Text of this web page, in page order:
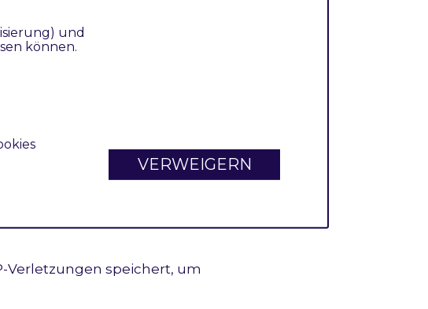
nach PCI DSS v4.0 nicht
Verletzungen speichert, um
und
können.
VERWEIGERN